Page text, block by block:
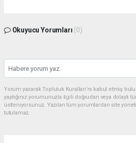
Okuyucu Yorumları (0)
Yorum yazarak Topluluk Kuralları’nı kabul etmiş
yaptığınız yorumunuzla ilgili doğrudan veya dolaylı
üstleniyorsunuz. Yazılan tüm yorumlardan site
tutulamaz.